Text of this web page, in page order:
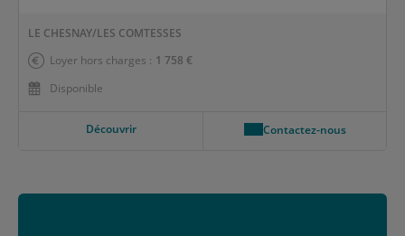
LE CHESNAY/LES COMTESSES
Loyer hors charges : 1 758 €
Disponible
Découvrir Contactez-nous